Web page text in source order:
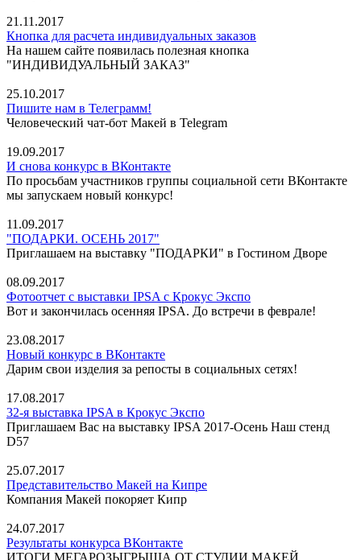
21.11.2017
Кнопка для расчета индивидуальных заказов
На нашем сайте появилась полезная кнопка
"ИНДИВИДУАЛЬНЫЙ ЗАКАЗ"
25.10.2017
Пишите нам в Телеграмм!
Человеческий чат-бот Макей в Telegram
19.09.2017
И снова конкурс в ВКонтакте
По просьбам участников группы социальной сети ВКонтакте
мы запускаем новый конкурс!
11.09.2017
"ПОДАРКИ. ОСЕНЬ 2017"
Приглашаем на выставку "ПОДАРКИ" в Гостином Дворе
08.09.2017
Фотоотчет с выставки IPSA с Крокус Экспо
Вот и закончилась осенняя IPSA. До встречи в феврале!
23.08.2017
Новый конкурс в ВКонтакте
Дарим свои изделия за репосты в социальных сетях!
17.08.2017
32-я выставка IPSA в Крокус Экспо
Приглашаем Вас на выставку IPSA 2017-Осень Наш стенд
D57
25.07.2017
Представительство Макей на Кипре
Компания Макей покоряет Кипр
24.07.2017
Результаты конкурса ВКонтакте
ИТОГИ МЕГАРОЗЫГРЫША ОТ СТУДИИ МАКЕЙ